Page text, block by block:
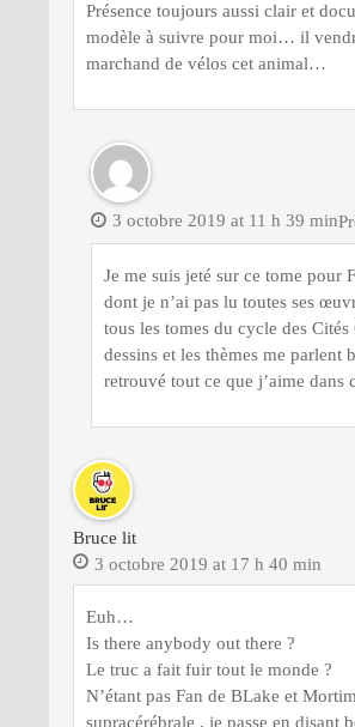
Présence toujours aussi clair et
modèle à suivre pour moi… il
marchand de vélos cet animal…
3 octobre 2019 at 11 h 39 min
Je me suis jeté sur ce tome pour
dont je n’ai pas lu toutes ses
tous les tomes du cycle des Cités
dessins et les thèmes me parlent
retrouvé tout ce que j’aime dans
Bruce lit
3 octobre 2019 at 17 h 40 min
Euh…
Is there anybody out there ?
Le truc a fait fuir tout le monde ?
N’étant pas Fan de BLake et
supracérébrale , je passe en disant